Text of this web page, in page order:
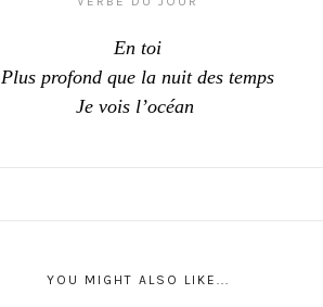
En toi
Plus profond que la nuit des temps
Je vois l’océan
YOU MIGHT ALSO LIKE...